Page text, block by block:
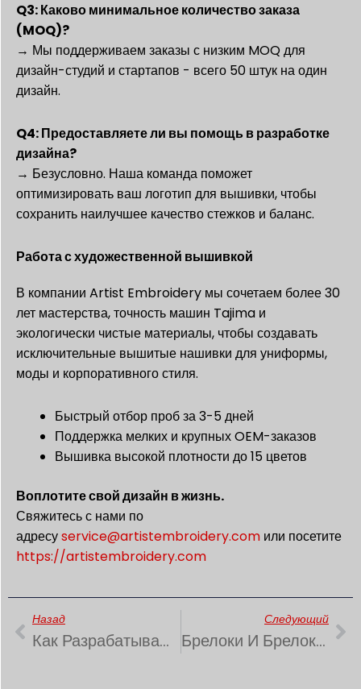
Q3: Каково минимальное количество заказа
(MOQ)?
→ Мы поддерживаем заказы с низким MOQ для
дизайн-студий и стартапов - всего 50 штук на один
дизайн.
Q4: Предоставляете ли вы помощь в разработке
дизайна?
→ Безусловно. Наша команда поможет
оптимизировать ваш логотип для вышивки, чтобы
сохранить наилучшее качество стежков и баланс.
Работа с художественной вышивкой
В компании Artist Embroidery мы сочетаем более 30
лет мастерства, точность машин Tajima и
экологически чистые материалы, чтобы создавать
исключительные вышитые нашивки для униформы,
моды и корпоративного стиля.
Быстрый отбор проб за 3-5 дней
Поддержка мелких и крупных OEM-заказов
Вышивка высокой плотности до 15 цветов
Воплотите свой дизайн в жизнь.
Свяжитесь с нами по
адресуservice@artistembroidery.com или посетите
https://artistembroidery.com
Пред
Назад
Как Разрабатываются И Используются Погоны В Военной И Форменной Одежде
Следующий
Брелоки И Брелоки С Вышивкой | Маленькие Детали, Большой Эффект Брендинга